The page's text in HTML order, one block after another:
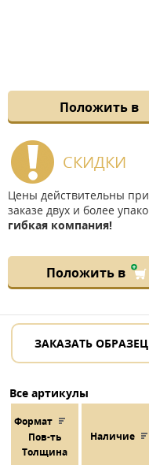
Положить в
СКИДКИ
Цены действительны
заказе двух и более
гибкая компания!
Положить в
ЗАКАЗАТЬ ОБРАЗЕЦ
Все артикулы
Формат
Пов-ть
Толщина
Наличие